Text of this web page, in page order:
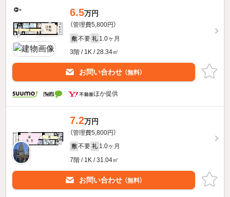
6.5万円
（管理費5,800円）
敷 不要 礼 1.0ヶ月
3階 / 1K / 28.34㎡
お問い合わせ （無料）
ほか提供
7.2万円
（管理費5,800円）
敷 不要 礼 1.0ヶ月
7階 / 1K / 31.04㎡
お問い合わせ （無料）